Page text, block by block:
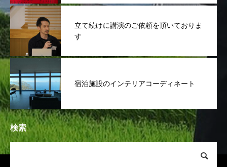
立て続けに講演のご依頼を頂いておりま
す
宿泊施設のインテリアコーディネート
検索